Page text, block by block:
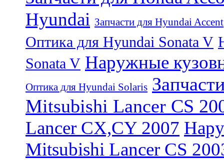
Hyundai Запчасти для Hyundai Accent
Оптика для Hyundai Sonata V
Sonata V Наружные
Оптика для Hyundai Solaris
Mitsubishi Lancer CS
Lancer CX,CY 2007
Mitsubishi Lancer CS